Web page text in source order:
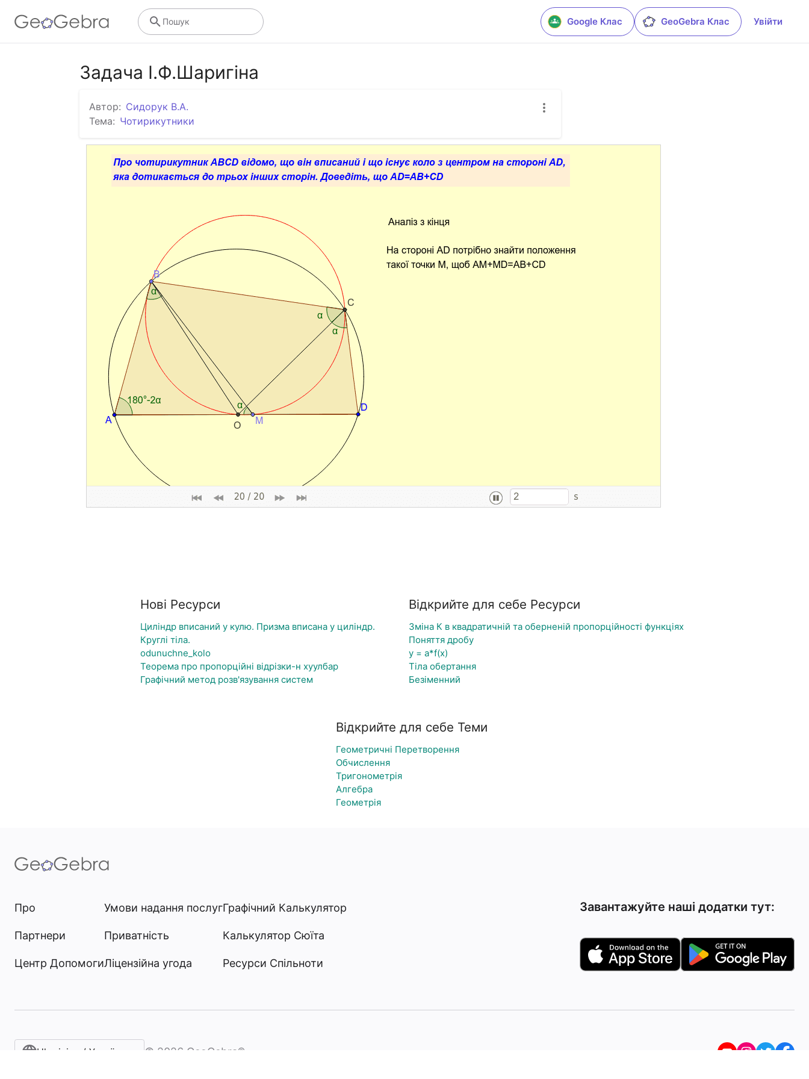
Google Клас GeoGebra Клас Увійти
Пошук
Задача І.Ф.Шаригіна
Автор: Сидорук В.А.
Тема: Чотирикутники
Нові Ресурси
Циліндр вписаний у кулю. Призма вписана у циліндр.
Круглі тіла.
odunuchne_kolo
Теорема про пропорційні відрізки-н хуулбар
Графічний метод розв'язування систем
Відкрийте для себе Ресурси
Зміна К в квадратичній та оберненій пропорційності функціях
Поняття дробу
y = a*f(x)
Тіла обертання
Безіменний
Відкрийте для себе Теми
Геометричні Перетворення
Обчислення
Тригонометрія
Алгебра
Геометрія
Про
Партнери
Центр Допомоги
Умови надання послуг
Приватність
Ліцензійна угода
Графічний Калькулятор
Калькулятор Сюїта
Ресурси Спільноти
Завантажуйте наші додатки тут:
Ukrainian / Українська мова‎
© 2026 GeoGebra®